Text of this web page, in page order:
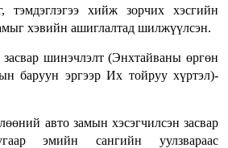
тэмдэглэгээ хийж зорчих хэсгийн
хэвийн ашиглалтад шилжүүлсэн.
шинэчлэлт (Энхтайваны өргөн
баруун эргээр Их тойруу хүртэл)-
авто замын хэсэгчилсэн засвар
эмийн сангийн уулзвараас